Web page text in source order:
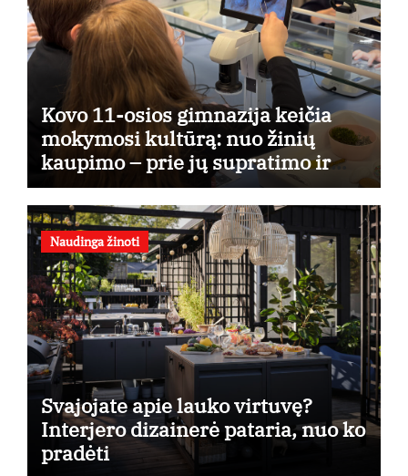
Kovo 11-osios gimnazija keičia
mokymosi kultūrą: nuo žinių
kaupimo – prie jų supratimo ir
taikymo
Naudinga žinoti
Svajojate apie lauko virtuvę?
Interjero dizainerė pataria, nuo ko
pradėti